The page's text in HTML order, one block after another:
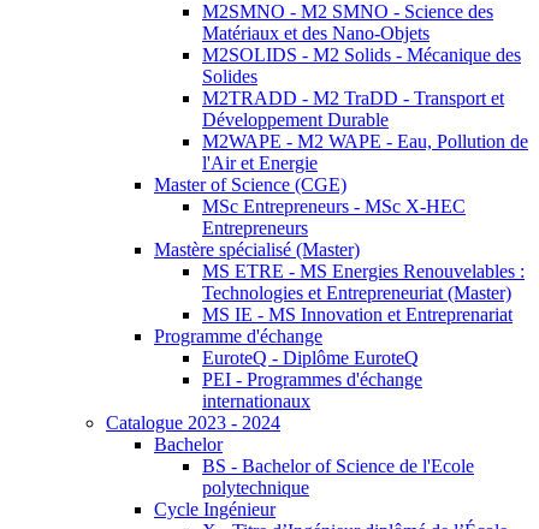
M2SMNO - M2 SMNO - Science des
Matériaux et des Nano-Objets
M2SOLIDS - M2 Solids - Mécanique des
Solides
M2TRADD - M2 TraDD - Transport et
Développement Durable
M2WAPE - M2 WAPE - Eau, Pollution de
l'Air et Energie
Master of Science (CGE)
MSc Entrepreneurs - MSc X-HEC
Entrepreneurs
Mastère spécialisé (Master)
MS ETRE - MS Energies Renouvelables :
Technologies et Entrepreneuriat (Master)
MS IE - MS Innovation et Entreprenariat
Programme d'échange
EuroteQ - Diplôme EuroteQ
PEI - Programmes d'échange
internationaux
Catalogue 2023 - 2024
Bachelor
BS - Bachelor of Science de l'Ecole
polytechnique
Cycle Ingénieur